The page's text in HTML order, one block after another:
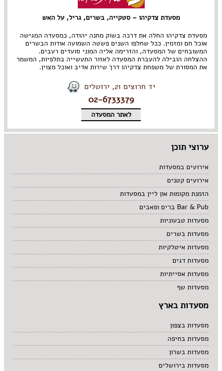
מסעדת צדקיהו – סטקייה, בשרים, גריל, על האש
מסעדת צדקיהו החלה את דרכה בשוק מחנה יהודה, כמסעדה המגישה
אוכל חם ומזמין. ככל שחלפו השנים פשטה השמועה אודות הבשרים
המשובחים של המסעדה, והזרימה אליה המוני סועדים רעבים.
ההצלחה הובילה להעברת המסעדה לאזור התעשייה בתלפיות, המשמר
את המסורת של משפחת צדקיהו דרך שירות אדיב ואוכל מצוין.
יד חרוצים 21, ירושלים
02-6733379
לאתר המסעדה
ערוצי תוכן
אירועים במסעדות
אירועים קטנים
הזמנת מקומות און ליין במסעדות
Bar & Pub ברים ופאבים
מסעדות טבעוניות
מסעדות בשרים
מסעדות איטלקיות
מסעדות דגים
מסעדות אסייתיות
מסעדות שף
מסעדות בארץ
מסעדות בצפון
מסעדות בחיפה
מסעדות בשרון
מסעדות בירושלים